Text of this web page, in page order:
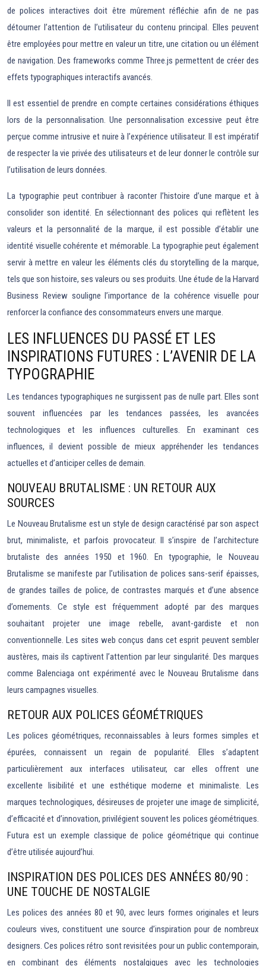
de polices interactives doit être mûrement réfléchie afin de ne pas
détourner l’attention de l’utilisateur du contenu principal. Elles peuvent
être employées pour mettre en valeur un titre, une citation ou un élément
de navigation. Des frameworks comme Three.js permettent de créer des
effets typographiques interactifs avancés.
Il est essentiel de prendre en compte certaines considérations éthiques
lors de la personnalisation. Une personnalisation excessive peut être
perçue comme intrusive et nuire à l’expérience utilisateur. Il est impératif
de respecter la vie privée des utilisateurs et de leur donner le contrôle sur
l’utilisation de leurs données.
La typographie peut contribuer à raconter l’histoire d’une marque et à
consolider son identité. En sélectionnant des polices qui reflètent les
valeurs et la personnalité de la marque, il est possible d’établir une
identité visuelle cohérente et mémorable. La typographie peut également
servir à mettre en valeur les éléments clés du storytelling de la marque,
tels que son histoire, ses valeurs ou ses produits. Une étude de la Harvard
Business Review souligne l’importance de la cohérence visuelle pour
renforcer la confiance des consommateurs envers une marque.
LES INFLUENCES DU PASSÉ ET LES
INSPIRATIONS FUTURES : L’AVENIR DE LA
TYPOGRAPHIE
Les tendances typographiques ne surgissent pas de nulle part. Elles sont
souvent influencées par les tendances passées, les avancées
technologiques et les influences culturelles. En examinant ces
influences, il devient possible de mieux appréhender les tendances
actuelles et d’anticiper celles de demain.
NOUVEAU BRUTALISME : UN RETOUR AUX
SOURCES
Le Nouveau Brutalisme est un style de design caractérisé par son aspect
brut, minimaliste, et parfois provocateur. Il s’inspire de l’architecture
brutaliste des années 1950 et 1960. En typographie, le Nouveau
Brutalisme se manifeste par l’utilisation de polices sans-serif épaisses,
de grandes tailles de police, de contrastes marqués et d’une absence
d’ornements. Ce style est fréquemment adopté par des marques
souhaitant projeter une image rebelle, avant-gardiste et non
conventionnelle. Les sites web conçus dans cet esprit peuvent sembler
austères, mais ils captivent l’attention par leur singularité. Des marques
comme Balenciaga ont expérimenté avec le Nouveau Brutalisme dans
leurs campagnes visuelles.
RETOUR AUX POLICES GÉOMÉTRIQUES
Les polices géométriques, reconnaissables à leurs formes simples et
épurées, connaissent un regain de popularité. Elles s’adaptent
particulièrement aux interfaces utilisateur, car elles offrent une
excellente lisibilité et une esthétique moderne et minimaliste. Les
marques technologiques, désireuses de projeter une image de simplicité,
d’efficacité et d’innovation, privilégient souvent les polices géométriques.
Futura est un exemple classique de police géométrique qui continue
d’être utilisée aujourd’hui.
INSPIRATION DES POLICES DES ANNÉES 80/90 :
UNE TOUCHE DE NOSTALGIE
Les polices des années 80 et 90, avec leurs formes originales et leurs
couleurs vives, constituent une source d’inspiration pour de nombreux
designers. Ces polices rétro sont revisitées pour un public contemporain,
en combinant des éléments nostalgiques avec les technologies